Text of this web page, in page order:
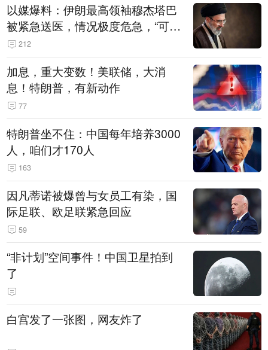
以媒爆料：伊朗最高领袖穆杰塔巴
被紧急送医，情况极度危急，“可能
随时会死去”
212
加息，重大变数！美联储，大消
息！特朗普，有新动作
77
特朗普坐不住：中国每年培养3000
人，咱们才170人
163
因凡蒂诺被爆曾与女员工有染，国
际足联、欧足联紧急回应
59
“非计划”空间事件！中国卫星拍到
了
白宫发了一张图，网友炸了